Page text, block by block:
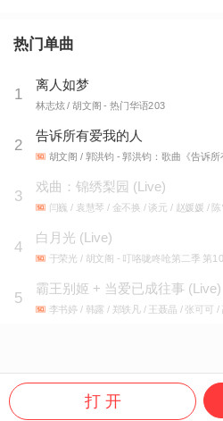
热门单曲
1
离人如梦
林志炫 / 胡文阁 - 热门华语203
2
告诉所有爱我的人
胡文阁 / 郭洪钧 - 郭洪钧：歌曲《告诉所有爱
3
戏曲：锦绣梨园 (Live)
闫巍 / 袁慧琴 / 金不换 / 谈元 / 赵媛媛 / 陈雪萍 / 曾
4
白月光 (Live)
于荣光 / 胡文阁 - 叮咯咙咚呛第二季 第
5
霸王别姬 + 当爱已成往事 (Live)
李书婷 / 韩露 / 郑轶凡 / 王聂晶 / 张可可 /
打 开